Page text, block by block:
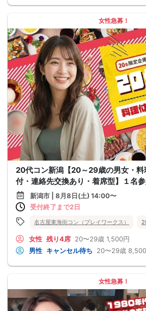
女性急募！
20代コン新潟【20～29歳の男女・
付・連絡先交換あり・着席型】１名
新潟市 | 8月8日(土) 14:00〜
受付終了まで2日
名古屋東海街コン（プレイワークス）
女性 残り4席 20〜29歳 1,500円
男性 キャンセル待ち 20〜29歳
女性急募！